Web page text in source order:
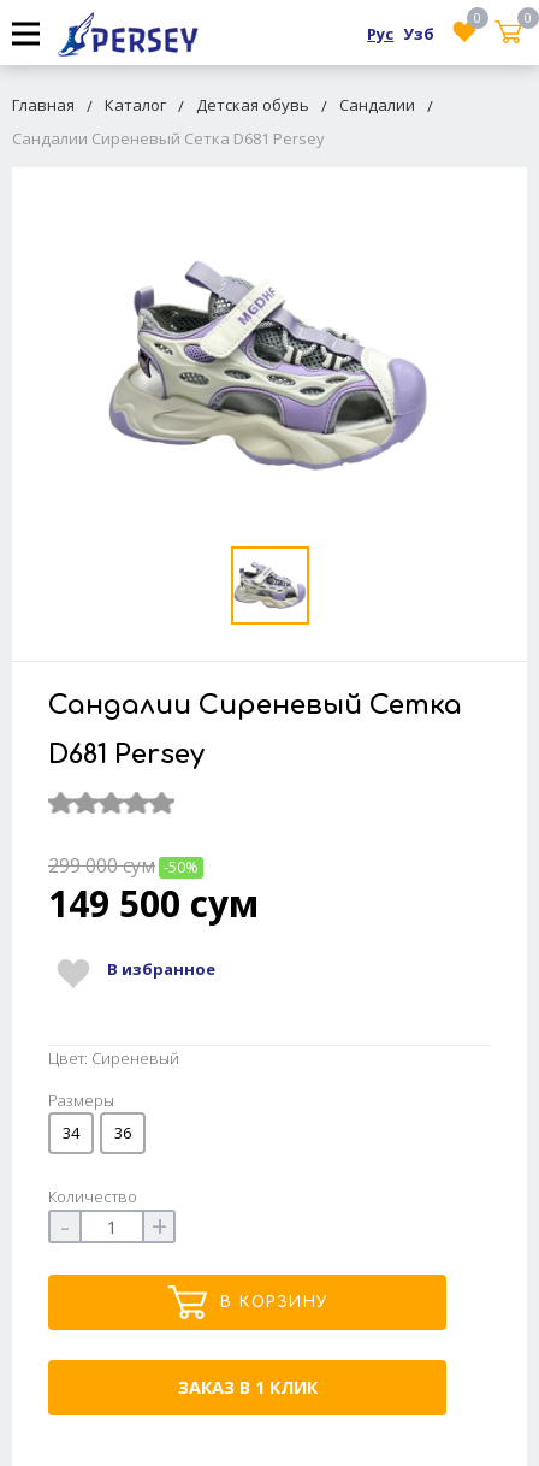
0
0
Рус Узб
Главная Каталог Детская обувь
Сандалии
Сандалии Сиреневый Сетка D681 Persey
Сандалии Сиреневый Сетка
D681 Persey
299 000сум -50%
149 500 сум
В избранное
Цвет: Сиреневый
Размеры
34
36
Количество
- +
В КОРЗИНУ
ЗАКАЗ В 1 КЛИК